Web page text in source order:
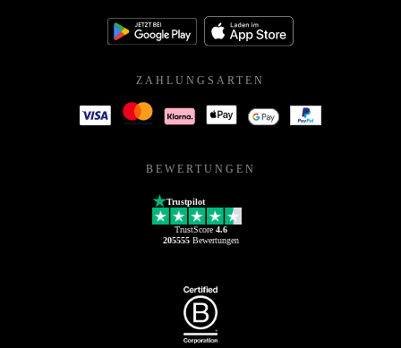
ZAHLUNGSARTEN
BEWERTUNGEN
Trustpilot
TrustScore 4.6
205555Bewertungen